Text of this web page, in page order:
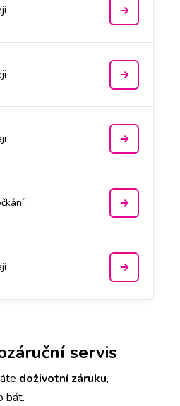
servis
doživotní záruku,
bát.